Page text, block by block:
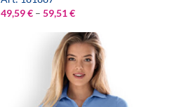
49,59€ – 59,51€Hinnavahemik:
kuni
59,51 €